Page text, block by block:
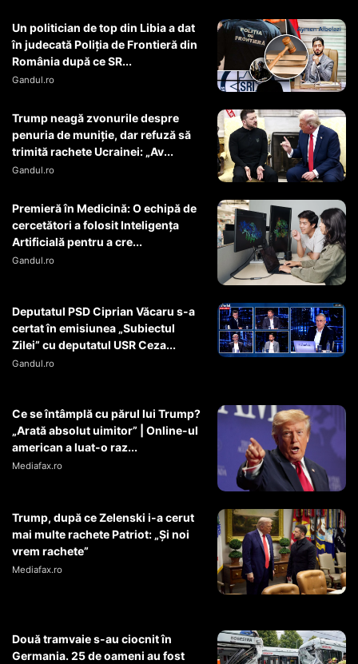
Un politician de top din Libia a dat
în judecată Poliția de Frontieră din
România după ce SR...
Gandul.ro
Trump neagă zvonurile despre
penuria de muniție, dar refuză să
trimită rachete Ucrainei: „Av...
Gandul.ro
Premieră în Medicină: O echipă de
cercetători a folosit Inteligența
Artificială pentru a cre...
Gandul.ro
Deputatul PSD Ciprian Văcaru s-a
certat în emisiunea „Subiectul
Zilei” cu deputatul USR Ceza...
Gandul.ro
Ce se întâmplă cu părul lui Trump?
„Arată absolut uimitor” | Online-ul
american a luat-o raz...
Mediafax.ro
Trump, după ce Zelenski i-a cerut
mai multe rachete Patriot: „Și noi
vrem rachete”
Mediafax.ro
Două tramvaie s-au ciocnit în
Germania. 25 de oameni au fost